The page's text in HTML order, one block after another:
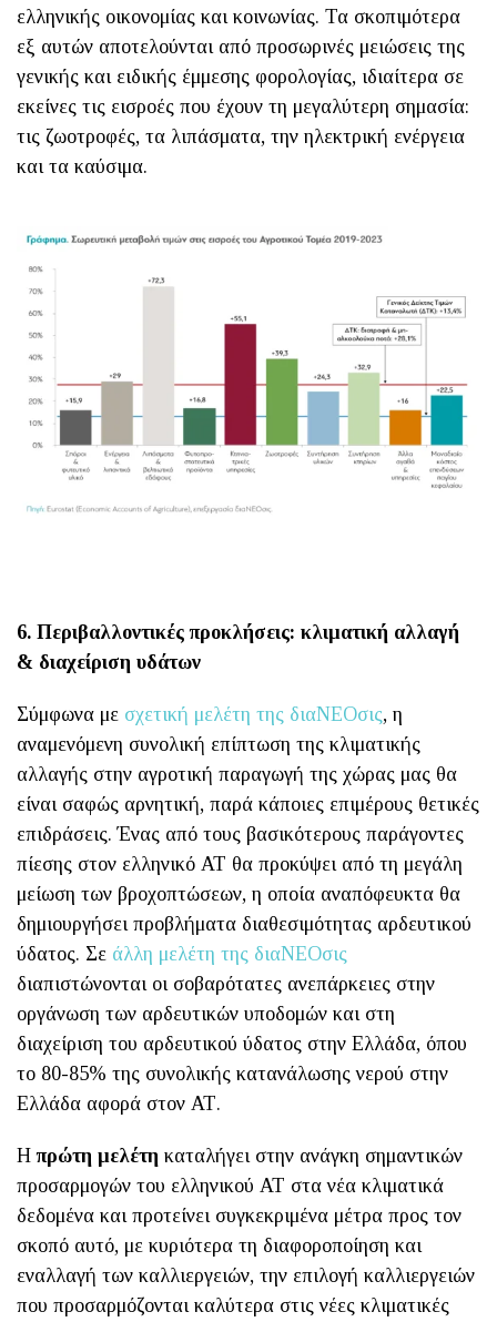
ελληνικής οικονομίας και κοινωνίας. Τα σκοπιμότερα
εξ αυτών αποτελούνται από προσωρινές μειώσεις της
γενικής και ειδικής έμμεσης φορολογίας, ιδιαίτερα σε
εκείνες τις εισροές που έχουν τη μεγαλύτερη σημασία:
τις ζωοτροφές, τα λιπάσματα, την ηλεκτρική ενέργεια
και τα καύσιμα.
6. Περιβαλλοντικές προκλήσεις: κλιματική αλλαγή
& διαχείριση υδάτων
Σύμφωνα με σχετική μελέτη της διαΝΕΟσις, η
αναμενόμενη συνολική επίπτωση της κλιματικής
αλλαγής στην αγροτική παραγωγή της χώρας μας θα
είναι σαφώς αρνητική, παρά κάποιες επιμέρους θετικές
επιδράσεις. Ένας από τους βασικότερους παράγοντες
πίεσης στον ελληνικό ΑΤ θα προκύψει από τη μεγάλη
μείωση των βροχοπτώσεων, η οποία αναπόφευκτα θα
δημιουργήσει προβλήματα διαθεσιμότητας αρδευτικού
ύδατος. Σε άλλη μελέτη της διαΝΕΟσις
διαπιστώνονται οι σοβαρότατες ανεπάρκειες στην
οργάνωση των αρδευτικών υποδομών και στη
διαχείριση του αρδευτικού ύδατος στην Ελλάδα, όπου
το 80-85% της συνολικής κατανάλωσης νερού στην
Ελλάδα αφορά στον ΑΤ.
Ηπρώτη μελέτη καταλήγει στην ανάγκη σημαντικών
προσαρμογών του ελληνικού ΑΤ στα νέα κλιματικά
δεδομένα και προτείνει συγκεκριμένα μέτρα προς τον
σκοπό αυτό, με κυριότερα τη διαφοροποίηση και
εναλλαγή των καλλιεργειών, την επιλογή καλλιεργειών
που προσαρμόζονται καλύτερα στις νέες κλιματικές